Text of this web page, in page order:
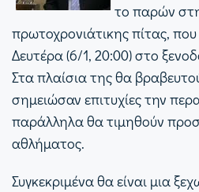
το παρών
πρωτοχρονιάτικης πίτας, που
Δευτέρα (6/1, 20:00) στο
Στα πλαίσια της θα
σημειώσαν επιτυχίες την
παράλληλα θα τιμηθούν
αθλήματος.
Συγκεκριμένα θα είναι μια